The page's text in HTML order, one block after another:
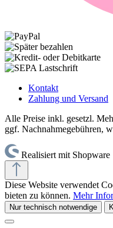
Kontakt
Zahlung und Versand
Alle Preise inkl. gesetzl.
ggf. Nachnahmegebühren,
Realisiert mit Shopware
Diese Website verwendet
bieten zu können. Mehr
Nur technisch notwendige